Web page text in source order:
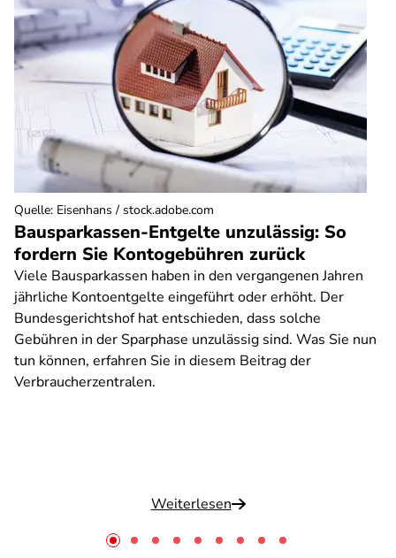
Bausparkassen-Entgelte unzulässig: So
fordern Sie Kontogebühren zurück
Viele Bausparkassen haben in den vergangenen Jahren
jährliche Kontoentgelte eingeführt oder erhöht. Der
Bundesgerichtshof hat entschieden, dass solche
Gebühren in der Sparphase unzulässig sind. Was Sie nun
tun können, erfahren Sie in diesem Beitrag der
Verbraucherzentralen.
Weiterlesen
Quelle: Eisenhans / stock.adobe.com